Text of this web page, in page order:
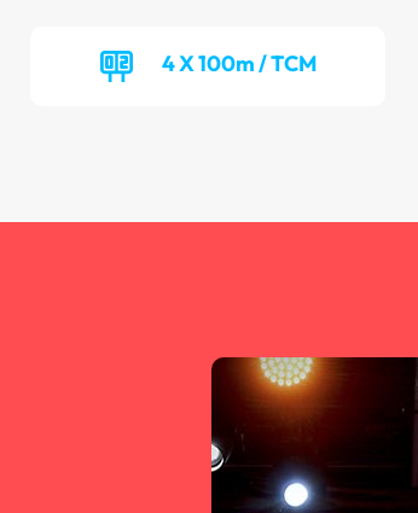
4 X 100m / TCM